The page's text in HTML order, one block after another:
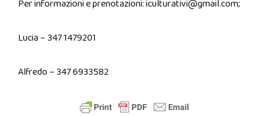
Per informazioni e prenotazioni: iculturativi@gmail.com;
Lucia – 347 1479201
Alfredo – 347 6933582